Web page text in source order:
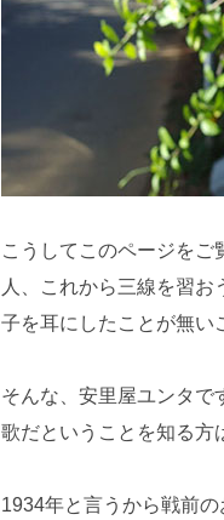
こうしてこのページをご
人、これから三線を習
子を耳にしたことが無い
そんな、安里屋ユンタで
歌だということを知る方
1934年と言うから戦前